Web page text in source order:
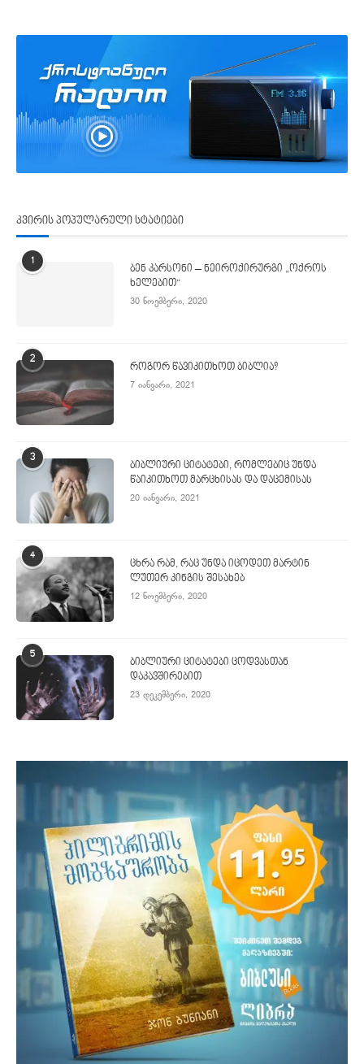
კვირის პოპულარული სტატიები
1
ბენ კარსონი – ნეიროქირურგი „ოქროს
ხელებით“
30 ნოემბერი, 2020
2
როგორ წავიკითხოთ ბიბლია?
7 იანვარი, 2021
3
ბიბლიური ციტატები, რომლებიც უნდა
წაიკითხოთ მარცხისას და დაცემისას
20 იანვარი, 2021
4
ცხრა რამ, რაც უნდა იცოდეთ მარტინ
ლუთერ კინგის შესახებ
12 ნოემბერი, 2020
5
ბიბლიური ციტატები ცოდვასთან
დაკავშირებით
23 დეკემბერი, 2020